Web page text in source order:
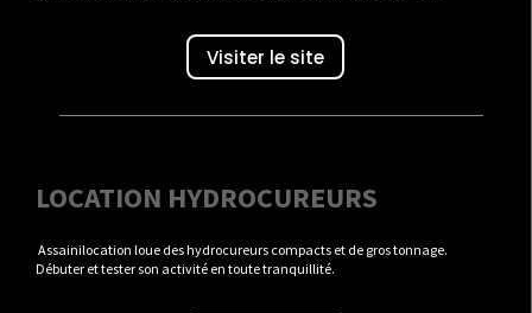
Visiter le site
LOCATION HYDROCUREURS
Assainilocation loue des hydrocureurs compacts et de gros tonnage.
Débuter et tester son activité en toute tranquillité.